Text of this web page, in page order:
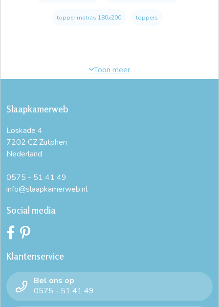
topper matras 180x200 toppers
Slaapkamerweb
Loskade 4
7202 CZ Zutphen
Nederland
0575 - 51 41 49
info@slaapkamerweb.nl
Social media
Klantenservice
Bel ons op
0575 - 51 41 49